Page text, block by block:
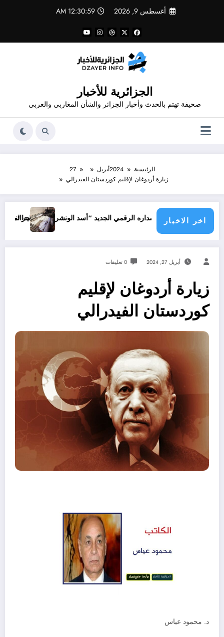
أغسطس 9, 2026 12:31:00 AM
الجزائرية للأخبار
صحيفة تهتم بالحدث وأخبار الجزائر والشأن المغاربي والعربي
الرئيسية 2024أبريل
27
زيارة أردوغان لإقليم كوردستان الفيدرالي
اخر الاخبار
الرقمي الجديد “أسد الونشريس” تخليدا لنضال الشهيد الجيلالي
جرائم الاحتلال خلال حرب
أبريل 27, 2024 0 تعليقات
زيارة أردوغان لإقليم
كوردستان الفيدرالي
د. محمود عباس